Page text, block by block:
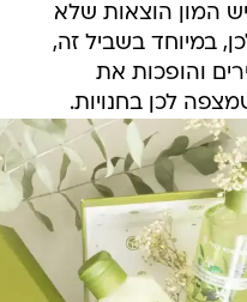
המון הוצאות שלא
במיוחד בשביל זה,
והופכות את
לכן בחנויות.